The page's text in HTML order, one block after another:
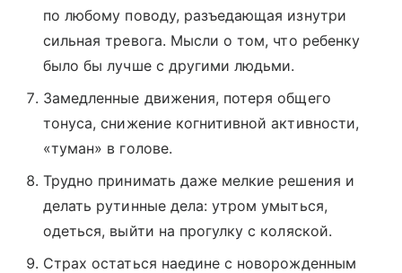
по любому поводу, разъедающая изнутри
сильная тревога. Мысли о том, что ребенку
было бы лучше с другими людьми.
Замедленные движения, потеря общего
тонуса, снижение когнитивной активности,
«туман» в голове.
Трудно принимать даже мелкие решения и
делать рутинные дела: утром умыться,
одеться, выйти на прогулку с коляской.
Страх остаться наедине с новорожденным